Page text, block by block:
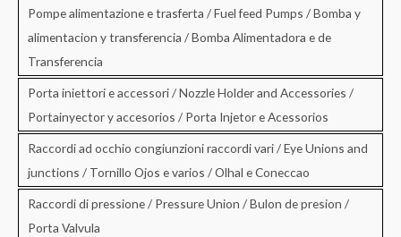
Pompe alimentazione e trasferta / Fuel feed Pumps / Bomba y
alimentacion y transferencia / Bomba Alimentadora e de
Transferencia
Porta iniettori e accessori / Nozzle Holder and Accessories /
Portainyector y accesorios / Porta Injetor e Acessorios
Raccordi ad occhio congiunzioni raccordi vari / Eye Unions and
junctions / Tornillo Ojos e varios / Olhal e Coneccao
Raccordi di pressione / Pressure Union / Bulon de presion /
Porta Valvula